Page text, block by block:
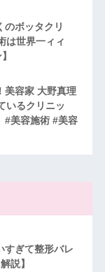
のボッタクリ
は世界一ィィ
美容家 大野真理
いるクリニッ
美容施術 #美容
すぎて整形バレ
説】